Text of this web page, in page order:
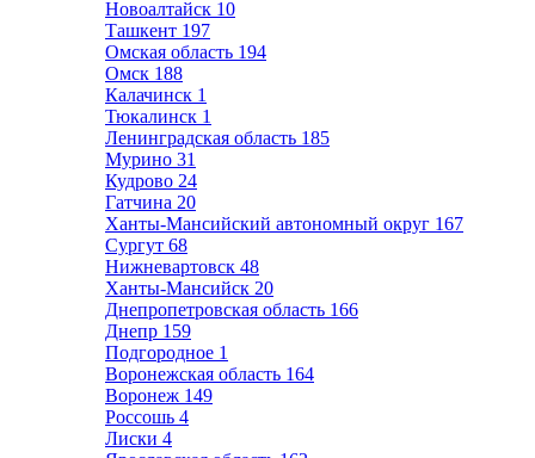
Новоалтайск 10
Ташкент 197
Омская область 194
Омск 188
Калачинск 1
Тюкалинск 1
Ленинградская область 185
Мурино 31
Кудрово 24
Гатчина 20
Ханты-Мансийский автономный округ 167
Сургут 68
Нижневартовск 48
Ханты-Мансийск 20
Днепропетровская область 166
Днепр 159
Подгородное 1
Воронежская область 164
Воронеж 149
Россошь 4
Лиски 4